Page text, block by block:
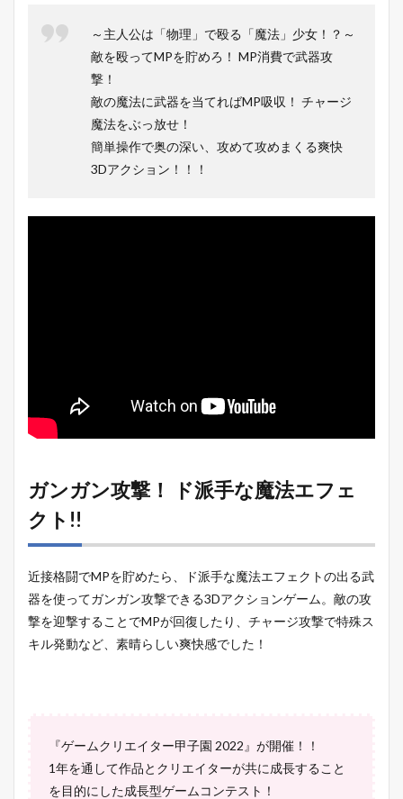
～主人公は「物理」で殴る「魔法」少女！？～
敵を殴ってMPを貯めろ！ MP消費で武器攻
撃！
敵の魔法に武器を当てればMP吸収！ チャージ
魔法をぶっ放せ！
簡単操作で奥の深い、攻めて攻めまくる爽快
3Dアクション！！！
ガンガン攻撃！ ド派手な魔法エフェ
クト!!
近接格闘でMPを貯めたら、ド派手な魔法エフェクトの出る武
器を使ってガンガン攻撃できる3Dアクションゲーム。敵の攻
撃を迎撃することでMPが回復したり、チャージ攻撃で特殊ス
キル発動など、素晴らしい爽快感でした！
『ゲームクリエイター甲子園 2022』が開催！！
1年を通して作品とクリエイターが共に成長すること
を目的にした成長型ゲームコンテスト！